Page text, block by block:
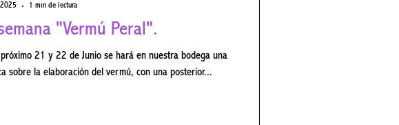
"Vermú Peral".
sobre la elaboración del vermú, con una posterior...
1 min de lectura